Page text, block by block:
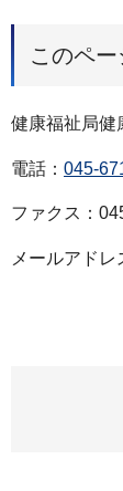
このペ
健康福祉局健
電話： 045-
ファクス：
メールアドレ